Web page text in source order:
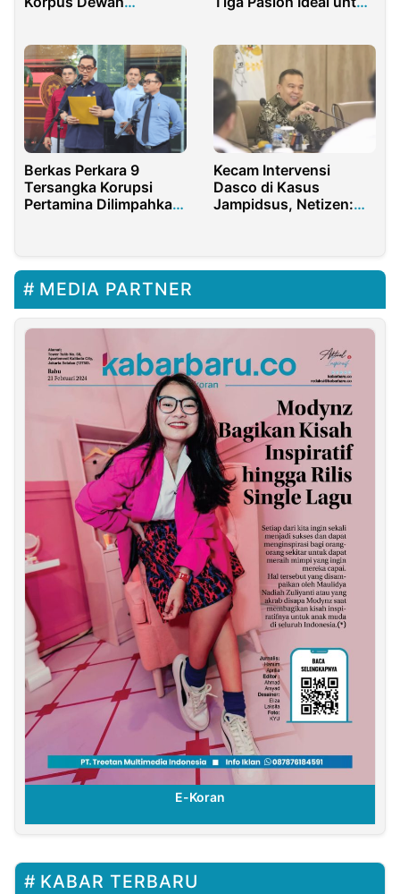
Tepat
Berkas Perkara 9
Tersangka Korupsi
Pertamina Dilimpahkan
Kecam Intervensi
Dasco di Kasus
Jampidsus, Netizen:
MEDIA PARTNER
E-Koran
KABAR TERBARU